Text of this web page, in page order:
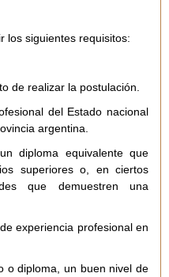
los siguientes requisitos:
de realizar la postulación.
del Estado nacional
argentina.
diploma equivalente que
superiores o, en ciertos
que demuestren una
experiencia profesional en
o diploma, un buen nivel de